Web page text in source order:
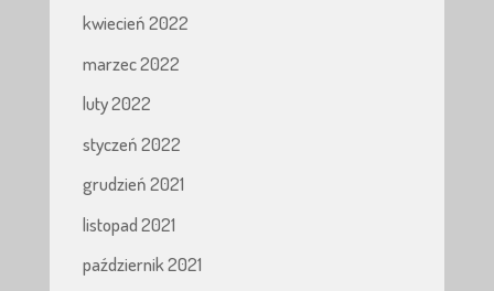
kwiecień 2022
marzec 2022
luty 2022
styczeń 2022
grudzień 2021
listopad 2021
październik 2021